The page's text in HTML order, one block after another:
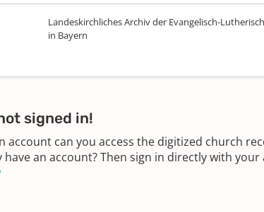
Landeskirchliches Archiv der Evangelisch-
in Bayern
signed in!
account can you access the digitized church
have an account? Then sign in directly with your